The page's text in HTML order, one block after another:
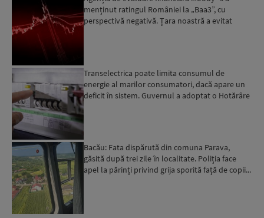
menținut ratingul României la „Baa3”, cu
perspectivă negativă. Țara noastră a evitat
Transelectrica poate limita consumul de
energie al marilor consumatori, dacă apare un
deficit în sistem. Guvernul a adoptat o Hotărâre
Bacău: Fata dispărută din comuna Parava,
găsită după trei zile în localitate. Poliția face
apel la părinți privind grija sporită față de copii...